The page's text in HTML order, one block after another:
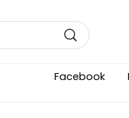
Facebook